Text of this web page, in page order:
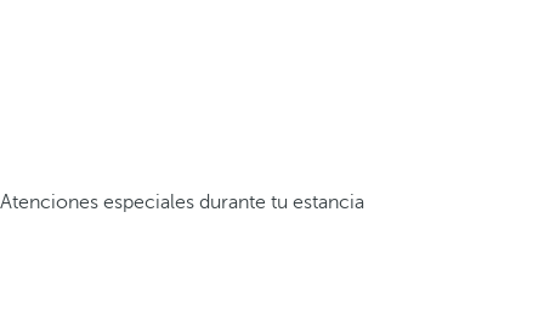
Atenciones especiales durante tu estancia